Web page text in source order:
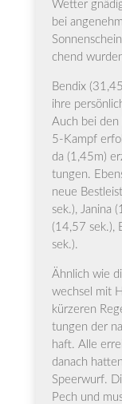
Wet­ter
bei
chend
Ben­dix
ihre
Auch bei den
5‑Kampf
da (1,45m)
tun­gen.
neue
sek.), Jani­na
(14,57 sek.),
sek.).
Ähn­lich wie
wech­sel mit
kür­ze­ren
tun­gen der
haft. Alle
danach
Speer­wurf.
Pech und